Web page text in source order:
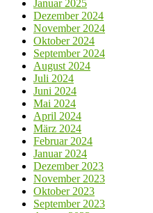
Januar 2025
Dezember 2024
November 2024
Oktober 2024
September 2024
August 2024
Juli 2024
Juni 2024
Mai 2024
April 2024
März 2024
Februar 2024
Januar 2024
Dezember 2023
November 2023
Oktober 2023
September 2023